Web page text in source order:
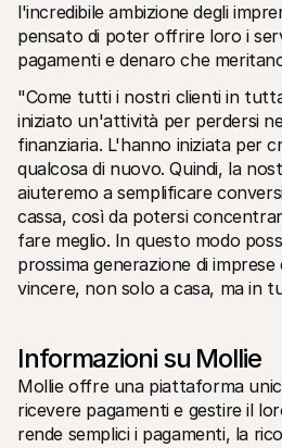
l'incredibile ambizione degli
pensato di poter offrire loro i
pagamenti e denaro che
"Come tutti i nostri clienti in
iniziato un'attività per perdersi
finanziaria. L'hanno iniziata per
qualcosa di nuovo. Quindi, la
aiuteremo a semplificare
cassa, così da potersi
fare meglio. In questo modo
prossima generazione di
vincere, non solo a casa, ma in
Informazioni su Mollie
Mollie offre una piattaforma
ricevere pagamenti e gestire il
rende semplici i pagamenti, la